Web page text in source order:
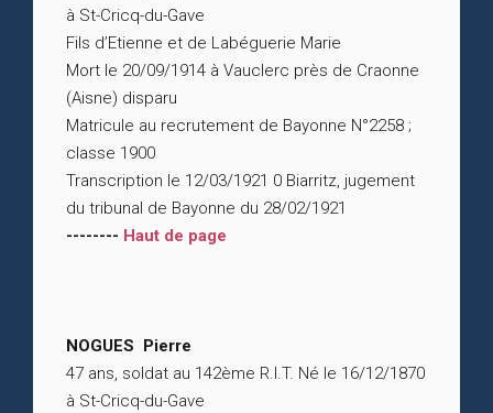
à St-Cricq-du-Gave
Fils d’Etienne et de Labéguerie Marie
Mort le 20/09/1914 à Vauclerc près de Craonne
(Aisne) disparu
Matricule au recrutement de Bayonne N°2258 ;
classe 1900
Transcription le 12/03/1921 0 Biarritz, jugement
du tribunal de Bayonne du 28/02/1921
-------- Haut de page
NOGUES Pierre
47 ans, soldat au 142ème R.I.T. Né le 16/12/1870
à St-Cricq-du-Gave